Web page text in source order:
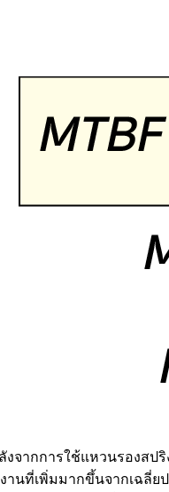
งจากการใช้แหวนรองส
นที่เพิ่มมากขึ้นจากเฉลี่ย